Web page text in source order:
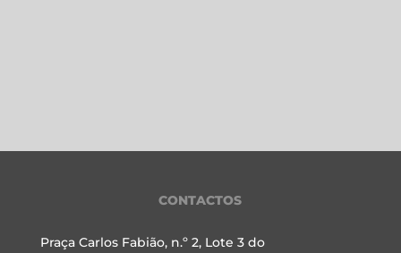
CONTACTOS
Praça Carlos Fabião, n.º 2, Lote 3 do